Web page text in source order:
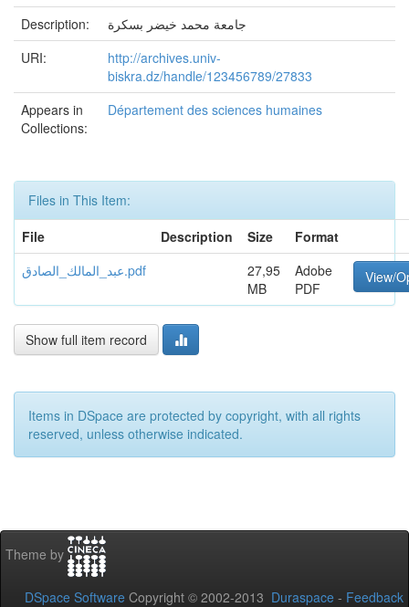
Description:
جامعة محمد خيضر بسكرة
URI:
http://archives.univ-
biskra.dz/handle/123456789/27833
Appears in
Collections:
Département des sciences humaines
Files in This Item:
File
Description Size
Format
عبد_المالك_الصادق.pdf
27,95
MB
Adobe
PDF
View/
Show full item record
Items in DSpace are protected by copyright, with all rights
reserved, unless otherwise indicated.
Theme by
DSpace Software Copyright © 2002-2013 Duraspace - Feedback